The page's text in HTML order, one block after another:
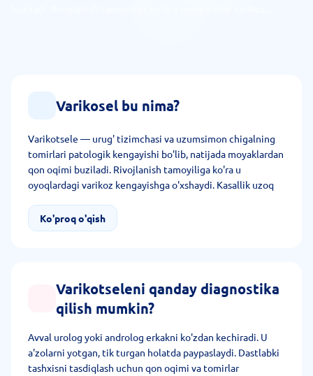
Varikosel bu nima?
Varikotsele — urug' tizimchasi va uzumsimon chigalning
tomirlari patologik kengayishi bo'lib, natijada moyaklardan
qon oqimi buziladi. Rivojlanish tamoyiliga ko'ra u
oyoqlardagi varikoz kengayishga o'xshaydi. Kasallik uzoq
bo'lmaydigan oqibatlarga olib keladi.
Ko'proq o'qish
Varikotseleni qanday diagnostika
qilish mumkin?
Avval urolog yoki androlog erkakni ko'zdan kechiradi. U
a'zolarni yotgan, tik turgan holatda paypaslaydi. Dastlabki
tashxisni tasdiqlash uchun qon oqimi va tomirlar